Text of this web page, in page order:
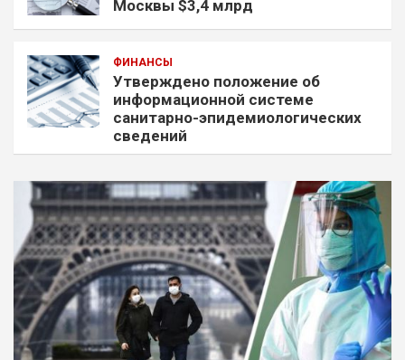
Москвы $3,4 млрд
ФИНАНСЫ
Утверждено положение об
информационной системе
санитарно-эпидемиологических
сведений